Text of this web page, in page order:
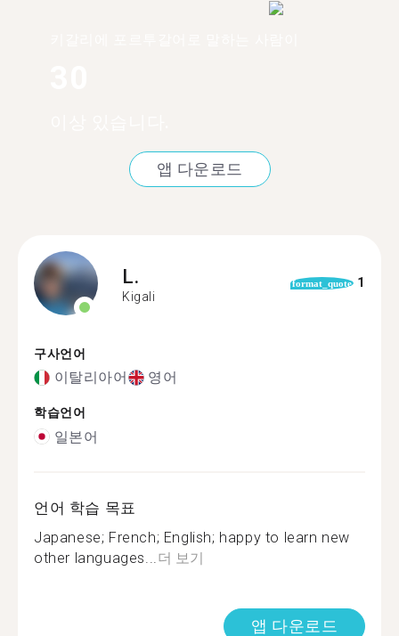
앱 다운로드
L.
Kigali
format_quote 1
구사언어
이탈리아어 영어
학습언어
일본어
언어 학습 목표
Japanese; French; English; happy to learn new
other languages... 더 보기
앱 다운로드